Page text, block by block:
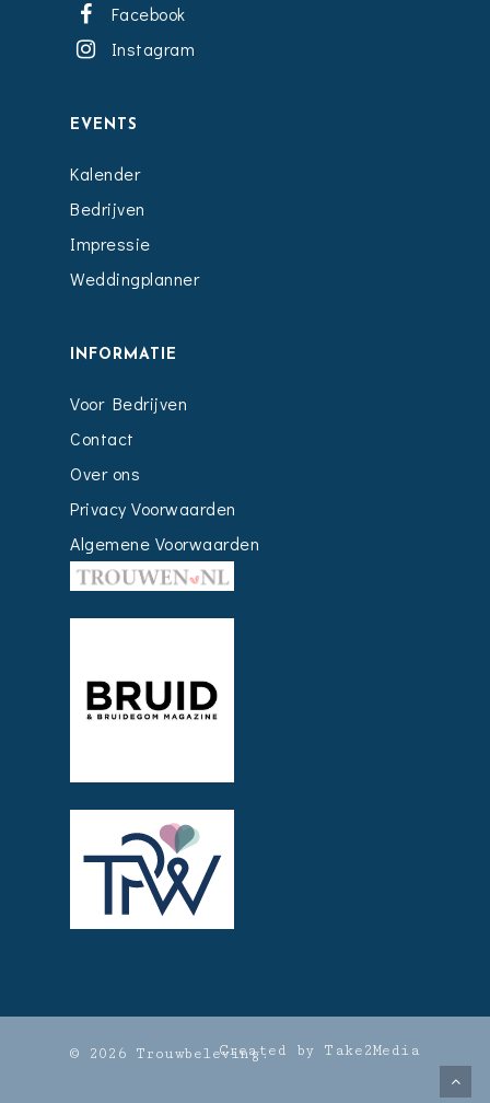
Facebook
Instagram
EVENTS
Kalender
Bedrijven
Impressie
Weddingplanner
INFORMATIE
Voor Bedrijven
Contact
Over ons
Privacy Voorwaarden
Algemene Voorwaarden
© 2026 Trouwbeleving.Created by Take2Media